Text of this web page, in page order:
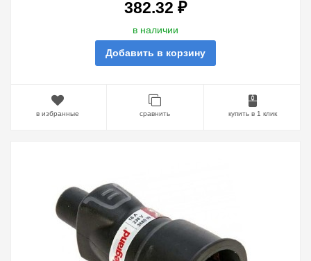
382.32 ₽
в наличии
Добавить в корзину
в избранные сравнить купить в 1 клик